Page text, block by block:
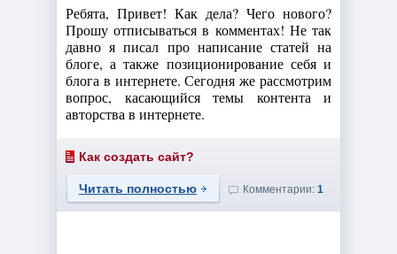
Ребята, Привет! Как дела? Чего нового?
Прошу отписываться в комментах! Не так
давно я писал про написание статей на
блоге, а также позиционирование себя и
блога в интернете. Сегодня же рассмотрим
вопрос, касающийся темы контента и
авторства в интернете.
Как создать сайт?
Читать полностью Комментарии: 1